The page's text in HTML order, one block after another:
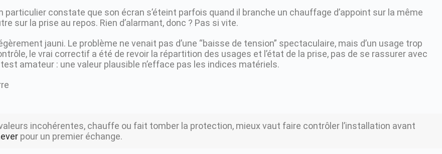
constate que son écran s’éteint parfois quand il branche un chauffage d’appoint sur la même
sur la prise au repos. Rien d’alarmant, donc ? Pas si vite.
jauni. Le problème ne venait pas d’une “baisse de tension” spectaculaire, mais d’un usage trop
le vrai correctif a été de revoir la répartition des usages et l’état de la prise, pas de se rassurer avec
amateur : une valeur plausible n’efface pas les indices matériels.
incohérentes, chauffe ou fait tomber la protection, mieux vaut faire contrôler l’installation avant
pour un premier échange.